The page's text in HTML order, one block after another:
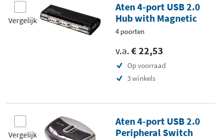
Vergelijk
Aten 4-port USB 2.0
Hub with Magnetic
4 poorten
v.a. € 22,53
Op voorraad
3 winkels
Vergelijk
Aten 4-port USB 2.0
Peripheral Switch